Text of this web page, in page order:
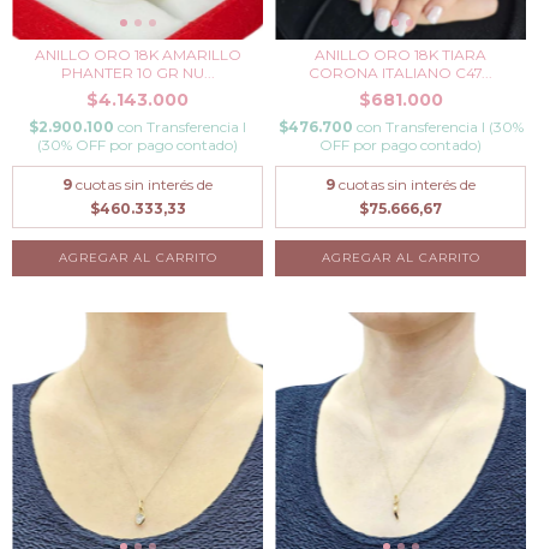
ANILLO ORO 18K AMARILLO
PHANTER 10 GR NU...
$4.143.000
$2.900.100 con Transferencia I
(30% OFF por pago contado)
9 cuotas sin interés de
$460.333,33
AGREGAR AL CARRITO
ANILLO ORO 18K TIARA
CORONA ITALIANO C47...
$681.000
$476.700 con Transferencia I (30%
OFF por pago contado)
9 cuotas sin interés de
$75.666,67
AGREGAR AL CARRITO